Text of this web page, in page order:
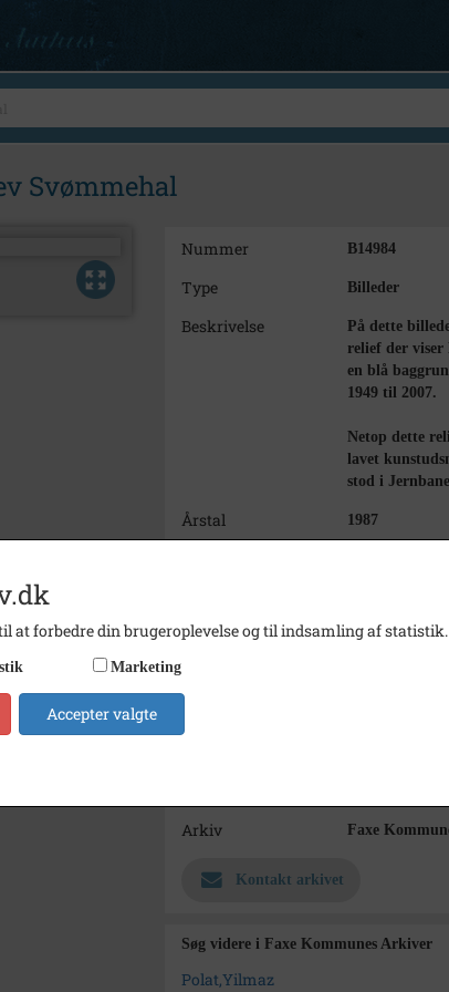
Svømmehal
Nummer B14984
Type Billeder
Beskrivelse
På dette
relief der viser
en blå
1949 til 2007.
Netop dette
lavet
stod i
Årstal 1987
Størrelse 24x18
Arkiv Faxe
Kontakt arkivet
Søg videre i Faxe Kommunes Arkiver
Polat,Yilmaz
at forbedre din brugeroplevelse og til indsamling af statistik.
Marketing
Accepter valgte